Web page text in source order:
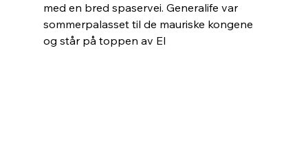
med en bred spaservei. Generalife var
sommerpalasset til de mauriske kongene
og står på toppen av El